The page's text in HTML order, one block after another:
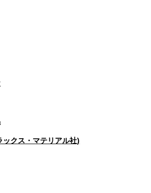
ックス・マテリアル社)